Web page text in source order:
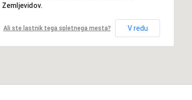
Zemljevidov.
Ali ste lastnik tega spletnega mesta? V redu